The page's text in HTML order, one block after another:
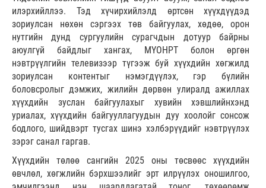
илэрхийллээ. Тэд хүчирхийлэлд өртсөн хүүхдүүдэд
зориулсан нөхөн сэргээх төв байгуулах, хөдөө, орон
нутгийн дунд сургуулийн сурагчдын дотуур байрны
аюулгүй байдлыг хангах, МҮОНРТ болон өргөн
нэвтрүүлгийн телевизээр түгээж буй хүүхдийн хөгжилд
зориулсан контентыг нэмэгдүүлэх, гэр бүлийн
боловсролыг дэмжих, жилийн дөрвөн улиралд ажиллах
хүүхдийн зуслан байгуулахыг хувийн хэвшлийнхэнд
уриалах, хүүхдийн байгууллагуудын дуу хоолойг сонсож
бодлого, шийдвэрт тусгах шинэ хэлбэрүүдийг нэвтрүүлэх
зэрэг санал гаргав.
Хүүхдийн төлөө сангийн 2025 оны төсвөөс хүүхдийн
өвчлөл, хөгжлийн бэрхшээлийг эрт илрүүлэх оношилгоо,